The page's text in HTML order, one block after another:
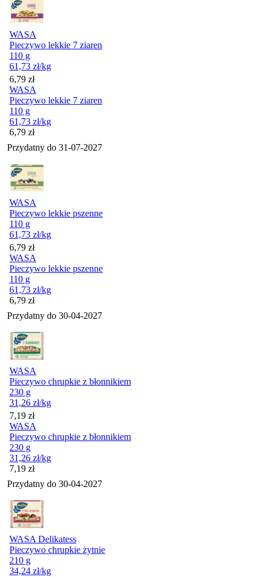
WASA
Pieczywo lekkie 7 ziaren
110 g
61,73 zł/kg
Cena
6,79 zł
WASA
Pieczywo lekkie 7 ziaren
110 g
61,73 zł/kg
Cena
6,79 zł
Przydatny do 31-07-2027
WASA
Pieczywo lekkie pszenne
110 g
61,73 zł/kg
Cena
6,79 zł
WASA
Pieczywo lekkie pszenne
110 g
61,73 zł/kg
Cena
6,79 zł
Przydatny do 30-04-2027
WASA
Pieczywo chrupkie z błonnikiem
230 g
31,26 zł/kg
Cena
7,19 zł
WASA
Pieczywo chrupkie z błonnikiem
230 g
31,26 zł/kg
Cena
7,19 zł
Przydatny do 30-04-2027
WASA Delikatess
Pieczywo chrupkie żytnie
210 g
34,24 zł/kg